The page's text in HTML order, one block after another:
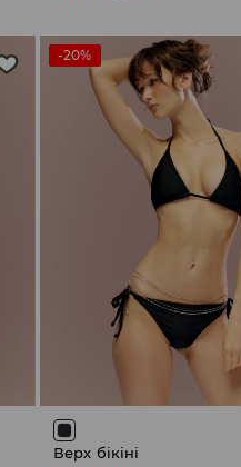
-20%
Верх бікіні